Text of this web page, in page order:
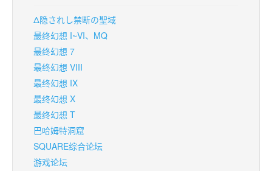
Δ隐されし禁断の聖域
最终幻想 I~VI、MQ
最终幻想 7
最终幻想 VIII
最终幻想 IX
最终幻想 X
最终幻想 T
巴哈姆特洞窟
SQUARE综合论坛
游戏论坛